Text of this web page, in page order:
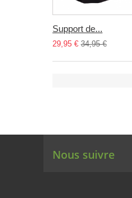
Support de...
29,95 € 34,95 €
Nous suivre